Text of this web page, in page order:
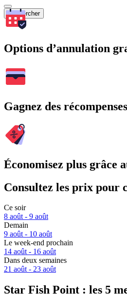
Rechercher
Options d’annulation
Gagnez des
Économisez plus grâce
Consultez les prix pour
Ce soir
8 août - 9 août
Demain
9 août - 10 août
Le week-end prochain
14 août - 16 août
Dans deux semaines
21 août - 23 août
Star Fish Point : les 5